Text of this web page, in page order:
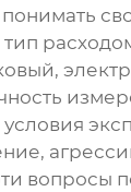
вопросы